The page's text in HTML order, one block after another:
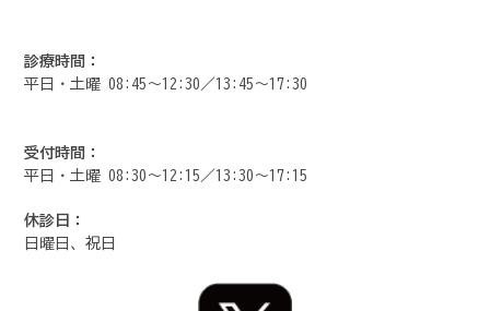
診療時間：
平日・土曜 08:45～12:30／13:45～17:30
受付時間：
平日・土曜 08:30～12:15／13:30～17:15
休診日：
日曜日、祝日